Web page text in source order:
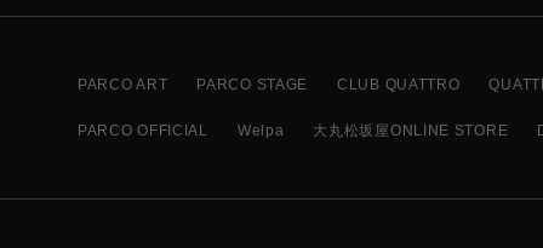
PARCO ART PARCO STAGE CLUB QUATTRO
PARCO OFFICIAL Welpa 大丸松坂屋ONLINE STORE